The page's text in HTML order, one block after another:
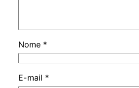
Nome *
E-mail *